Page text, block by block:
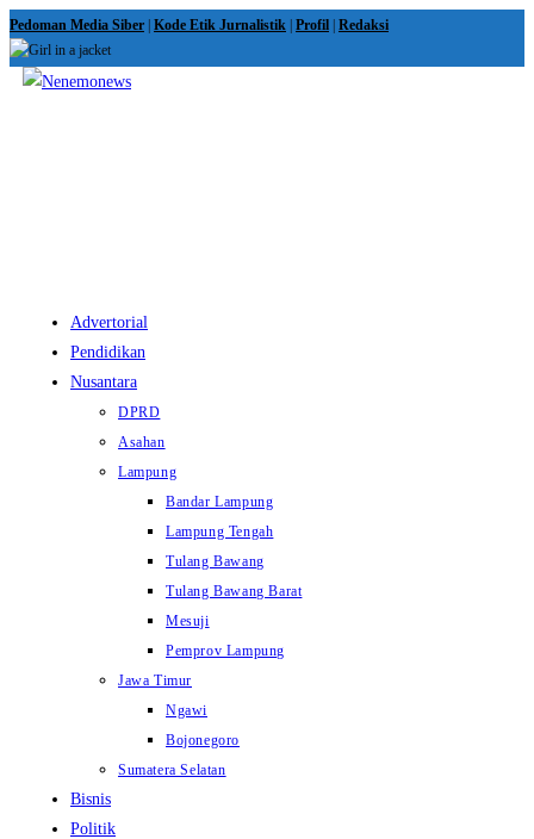
Skip
to
content
Pedoman Media Siber Kode Etik Jurnalistik Profil Redaksi
Advertorial
Pendidikan
Nusantara
DPRD
Asahan
Lampung
Bandar Lampung
Lampung Tengah
Tulang Bawang
Tulang Bawang Barat
Mesuji
Pemprov Lampung
Jawa Timur
Ngawi
Bojonegoro
Sumatera Selatan
Bisnis
Politik